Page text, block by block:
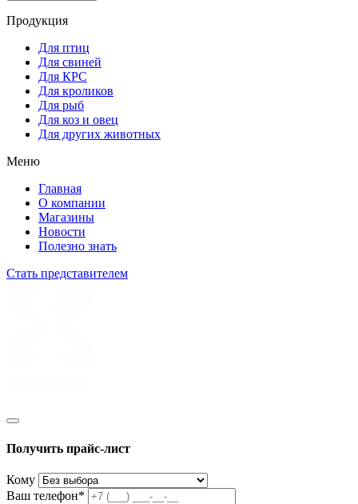
Продукция
Для птиц
Для свиней
Для КРС
Для кроликов
Для рыб
Для коз и овец
Для других животных
Меню
Главная
О компании
Магазины
Новости
Полезно знать
Стать представителем
Получить прайс-лист
Кому
Ваш телефон*